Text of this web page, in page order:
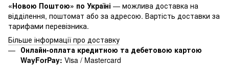
«Новою Поштою» по Україні — можлива доставка на
відділення, поштомат або за адресою. Вартість доставки за
тарифами перевізника.
Більше інформації про доставку
Онлайн-оплата кредитною та дебетовою картою
WayForPay: Visa / Mastercard